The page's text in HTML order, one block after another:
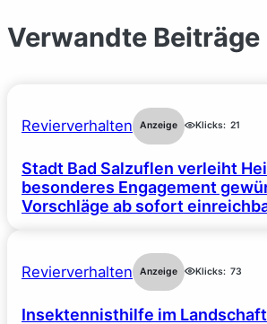
Verwandte Beiträge
Revierverhalten Anzeige Klicks: 21
Stadt Bad Salzuflen verleiht
besonderes Engagement
Vorschläge ab sofort
Revierverhalten Anzeige Klicks: 73
Insektennisthilfe im